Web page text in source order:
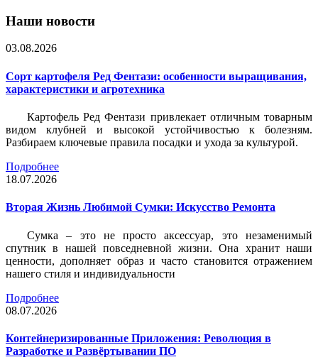
Наши новости
03.08.2026
Сорт картофеля Ред Фентази: особенности выращивания,
характеристики и агротехника
Картофель Ред Фентази привлекает отличным товарным
видом клубней и высокой устойчивостью к болезням.
Разбираем ключевые правила посадки и ухода за культурой.
Подробнее
18.07.2026
Вторая Жизнь Любимой Сумки: Искусство Ремонта
Сумка – это не просто аксессуар, это незаменимый
спутник в нашей повседневной жизни. Она хранит наши
ценности, дополняет образ и часто становится отражением
нашего стиля и индивидуальности
Подробнее
08.07.2026
Контейнеризированные Приложения: Революция в
Разработке и Развёртывании ПО